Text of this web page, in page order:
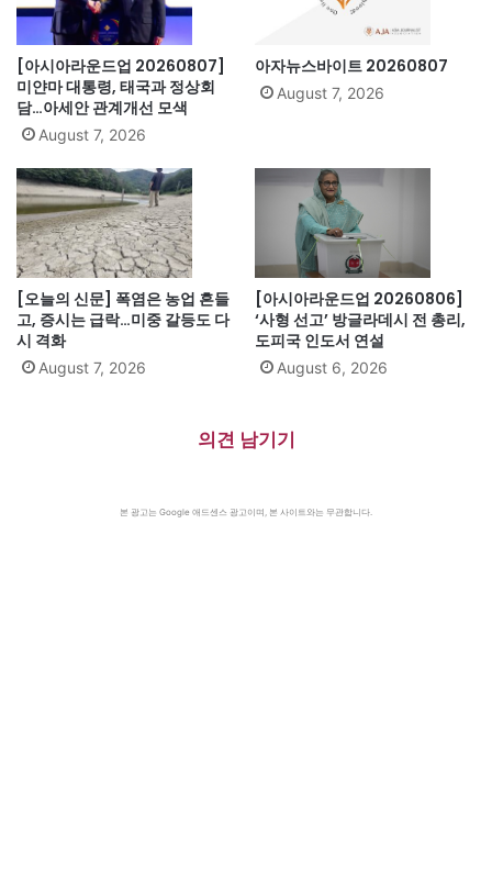
[아시아라운드업 20260807]
미얀마 대통령, 태국과 정상회
담…아세안 관계개선 모색
August 7, 2026
아자뉴스바이트 20260807
August 7, 2026
[오늘의 신문] 폭염은 농업 흔들
고, 증시는 급락…미중 갈등도 다
시 격화
August 7, 2026
[아시아라운드업 20260806]
‘사형 선고’ 방글라데시 전 총리,
도피국 인도서 연설
August 6, 2026
의견 남기기
본 광고는 Google 애드센스 광고이며, 본 사이트와는 무관합니다.